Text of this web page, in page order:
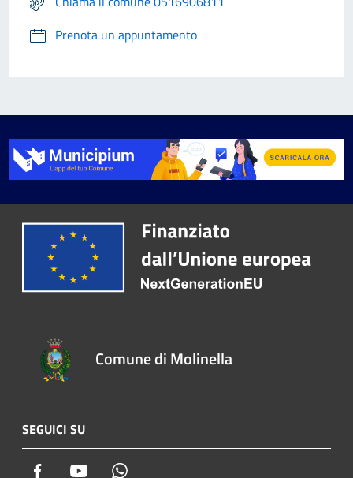
Prenota un appuntamento
Comune di Molinella
SEGUICI SU
Facebook Youtube